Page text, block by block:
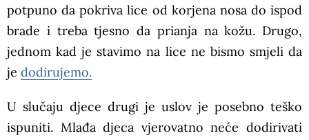
potpuno da pokriva lice od korjena nosa do ispod
brade i treba tjesno da prianja na kožu. Drugo,
jednom kad je stavimo na lice ne bismo smjeli da
je dodirujemo.
U slučaju djece drugi je uslov je posebno teško
ispuniti. Mlađa djeca vjerovatno neće dodirivati